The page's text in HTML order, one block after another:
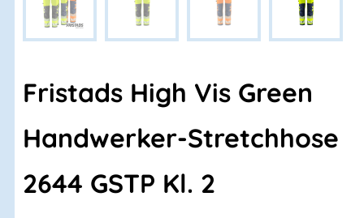
Fristads High Vis Green
Handwerker-Stretchhose
2644 GSTP Kl. 2